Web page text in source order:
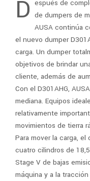
D espués de
de dumpers de
AUSA continúa
el nuevo dumper
carga. Un dumper
objetivos de brindar
cliente, además de
Con el D301AHG,
mediana. Equipos
relativamente
movimientos de tierra
Para mover la carga,
cuatro cilindros de
Stage V de bajas
máquina y a la